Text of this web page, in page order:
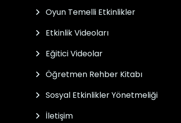
Oyun Temelli Etkinlikler
Etkinlik Videoları
Eğitici Videolar
Öğretmen Rehber Kitabı
Sosyal Etkinlikler Yönetmeliği
İletişim